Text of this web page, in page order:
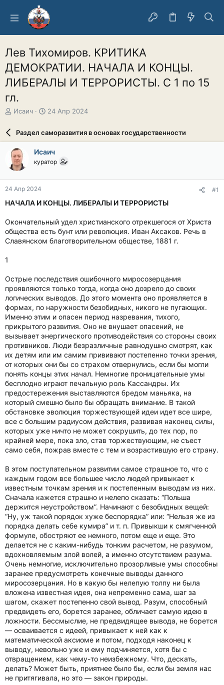
Лев Тихомиров. КРИТИКА
ДЕМОКРАТИИ. НАЧАЛА И КОНЦЫ.
ЛИБЕРАЛЫ И ТЕРРОРИСТЫ. С 1 по 15
гл.
А
о
р
т
е
м
ы
Исаич
Д
а
а
ч
л
24 Апр 2024
Раздел саморазвития в основах государственности
Исаич
куратор
24 Апр 2024 #1
НАЧАЛА И КОНЦЫ. ЛИБЕРАЛЫ И ТЕРРОРИСТЫ
Окончательный удел христианского отрекшегося от Христа
общества есть бунт или революция. Иван Аксаков. Речь в
Славянском благотворительном обществе, 1881 г.
1
Острые последствия ошибочного миросозерцания
проявляются только тогда, когда оно дозрело до своих
логических выводов. До этого момента оно проявляется в
формах, по наружности безобидных, никого не пугающих.
Именно этим и опасен период назревания, тихого,
прикрытого развития. Оно не внушает опасений, не
вызывает энергического противодействия со стороны своих
противников. Люди безразличные равнодушно смотрят, как
их детям или им самим прививают постепенно точки зрения,
от которых они бы со страхом отвернулись, если бы могли
понять концы этих начал. Немногие проницательные умы
бесплодно играют печальную роль Кассандры. Их
предостережения выставляются бредом маньяка, на
который смешно было бы обращать внимание. В такой
обстановке эволюция торжествующей идеи идет все шире,
все с большим радиусом действия, развивая наконец силы,
которых уже ничто не может сокрушить, до тех пор, по
крайней мере, пока зло, став торжествующим, не съест
само себя, пожрав вместе с тем и возрастившую его страну.
В этом поступательном развитии самое страшное то, что с
каждым годом все большее число людей привыкает к
известным точкам зрения и к постепенным выводам из них.
Сначала кажется страшно и нелепо сказать: “Польша
держится неустройством”. Начинают с безобидных вещей:
“Ну, уж такой порядок хуже беспорядка” или: “Нельзя же из
порядка делать себе кумира” и т. п. Привыкши к смягченной
формуле, обостряют ее немного, потом еще и еще. Это
делается не с каким-нибудь тонким расчетом, не разумом,
вдохновляемым злой волей, а именно отсутствием разума.
Очень немногие, исключительно прозорливые умы способны
заранее предусмотреть конечные выводы данного
миросозерцания. Но в какую бы нелепую толпу ни была
вложена известная идея, она непременно сама, шаг за
шагом, скажет постепенно свой вывод. Разум, способный
предвидеть его, борется заранее, обличает самую идею в
ложности. Бессмыслие, не предвидящее вывода, не борется
— осваивается с идеей, привыкает к ней как к
математической аксиоме и потом, подходя наконец к
выводу, невольно уже и ему подчиняется, хотя бы с
отвращением, как чему-то неизбежному. Что, дескать,
делать? Может быть, приятнее было бы, если бы земля нас
не притягивала, но это — закон природы.